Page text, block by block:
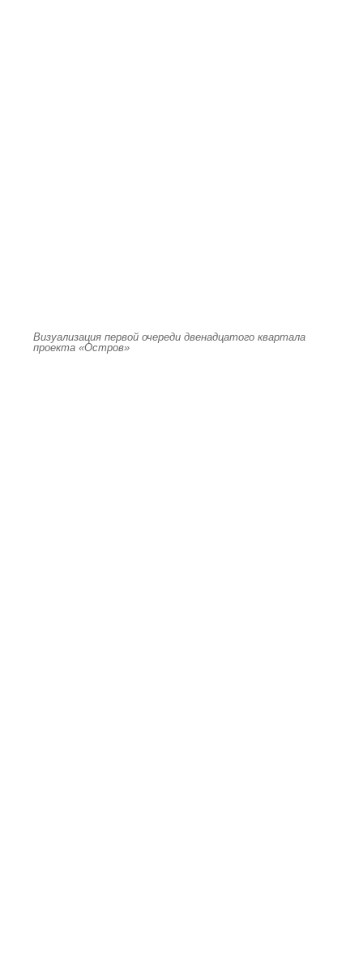
Визуализация первой очереди двенадцатого квартала
проекта «Остров»